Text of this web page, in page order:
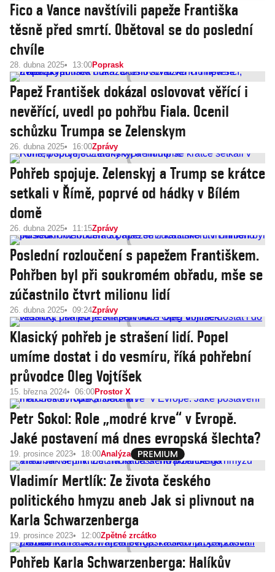
Fico a Vance navštívili papeže Františka
těsně před smrtí. Obětoval se do poslední
chvíle
28. dubna 2025 13:00Poprask
Papež František dokázal oslovovat věřící i
nevěřící, uvedl po pohřbu Fiala. Ocenil
schůzku Trumpa se Zelenskym
26. dubna 2025 16:00Zprávy
Pohřeb spojuje. Zelenskyj a Trump se krátce
setkali v Římě, poprvé od hádky v Bílém
domě
26. dubna 2025 11:15Zprávy
Poslední rozloučení s papežem Františkem.
Pohřben byl při soukromém obřadu, mše se
zúčastnilo čtvrt milionu lidí
26. dubna 2025 09:24Zprávy
Klasický pohřeb je strašení lidí. Popel
umíme dostat i do vesmíru, říká pohřební
průvodce Oleg Vojtíšek
15. března 2024 06:00Prostor X
Petr Sokol: Role „modré krve“ v Evropě.
Jaké postavení má dnes evropská šlechta?
19. prosince 2023 18:00Analýza
Vladimír Mertlík: Ze života českého
politického hmyzu aneb Jak si plivnout na
Karla Schwarzenberga
19. prosince 2023 12:00Zpětné zrcátko
Pohřeb Karla Schwarzenberga: Halíkův